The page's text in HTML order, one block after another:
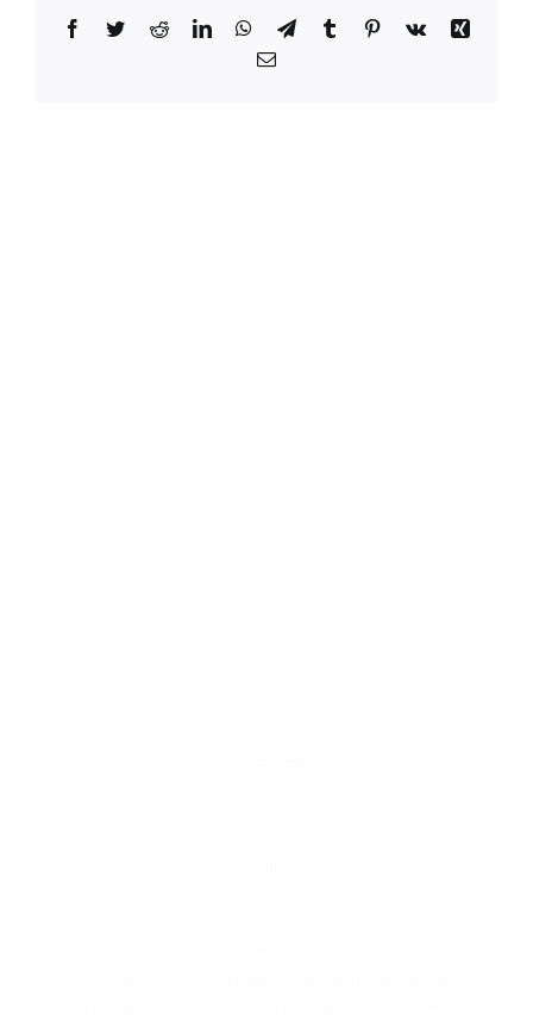
Facebook
TwitterRedditLinkedInWhatsApp
TelegramTumblr Pinterest
Vk
Xing
Email